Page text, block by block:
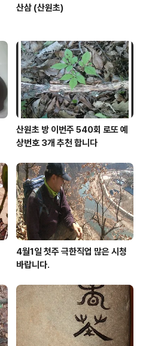
산삼 (산원초)
산원초 방 이번주 540회 로또 예
상번호 3개 추천 합니다
4월1일 첫주 극한직업 많은 시청
바랍니다.